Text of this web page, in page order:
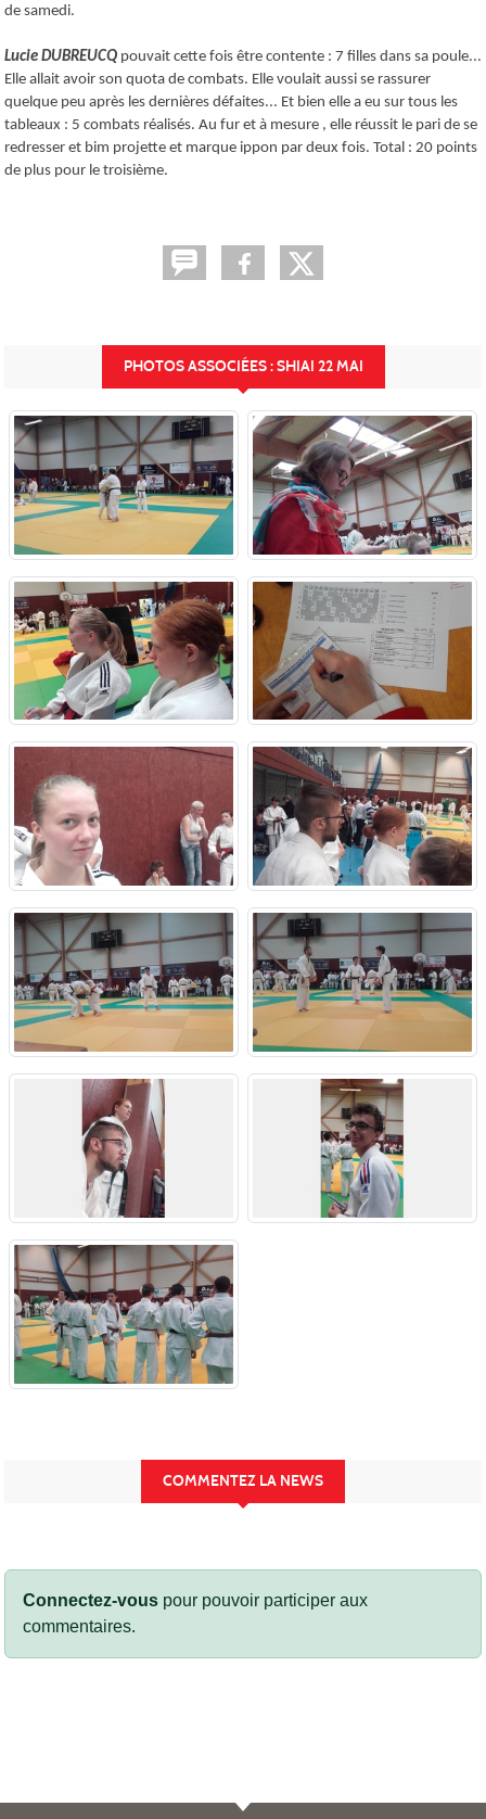
de samedi.
Lucie DUBREUCQ pouvait cette fois être contente : 7 filles dans sa poule...
Elle allait avoir son quota de combats. Elle voulait aussi se rassurer
quelque peu après les dernières défaites... Et bien elle a eu sur tous les
tableaux : 5 combats réalisés. Au fur et à mesure , elle réussit le pari de se
redresser et bim projette et marque ippon par deux fois. Total : 20 points
de plus pour le troisième.
PHOTOS ASSOCIÉES : SHIAI 22 MAI
COMMENTEZ LA NEWS
Connectez-vous pour pouvoir participer aux
commentaires.